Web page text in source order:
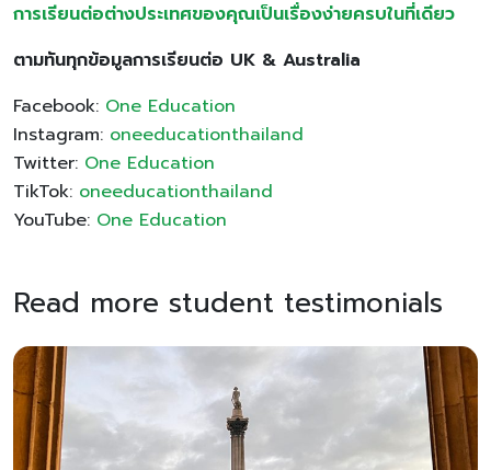
การเรียนต่อต่างประเทศของคุณเป็นเรื่องง่ายครบในที่เดียว
ตามทันทุกข้อมูลการเรียนต่อ UK & Australia
Facebook: One Education
Instagram: oneeducationthailand
Twitter: One Education
TikTok: oneeducationthailand
YouTube: One Education
Read more student testimonials